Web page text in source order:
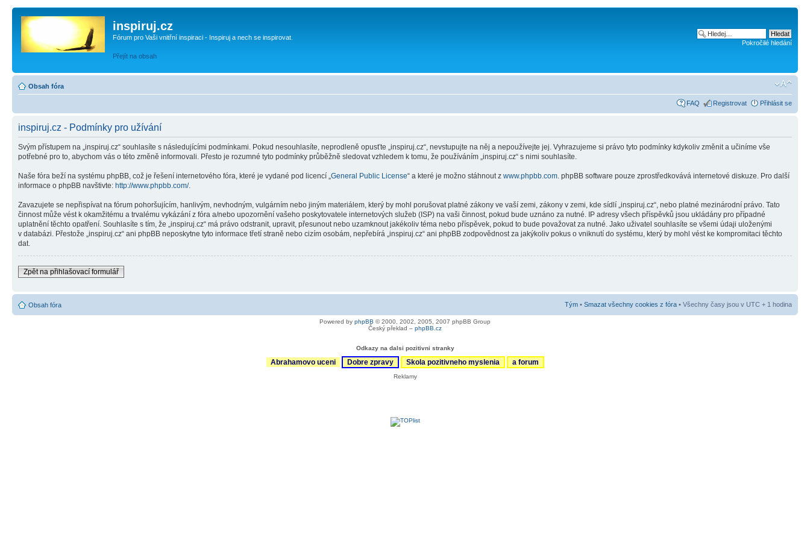
inspiruj.cz
Fórum pro Vaši vnitřní inspiraci - Inspiruj a nech se inspirovat.
Přejít na obsah
Pokročilé hledání
Obsah fóra
FAQ Registrovat Přihlásit se
inspiruj.cz - Podmínky pro užívání
Svým přístupem na „inspiruj.cz“ souhlasíte s následujícími podmínkami. Pokud nesouhlasíte, neprodleně opusťte „inspiruj.cz“, nevstupujte na něj a nepoužívejte jej. Vyhrazujeme si právo tyto podmínky kdykoliv změnit a učiníme vše
potřebné pro to, abychom vás o této změně informovali. Přesto je rozumné tyto podmínky průběžně sledovat vzhledem k tomu, že používáním „inspiruj.cz“ s nimi souhlasíte.
Naše fóra beží na systému phpBB, což je řešení internetového fóra, které je vydané pod licencí „General Public License“ a které je možno stáhnout z www.phpbb.com. phpBB software pouze zprostředkovává internetové diskuze. Pro další
informace o phpBB navštivte: http://www.phpbb.com/.
Zavazujete se nepřispívat na fórum pohoršujícím, hanlivým, nevhodným, vulgárním nebo jiným materiálem, který by mohl porušovat platné zákony ve vaší zemi, zákony v zemi, kde sídlí „inspiruj.cz“, nebo platné mezinárodní právo. Tato
činnost může vést k okamžitému a trvalému vykázání z fóra a/nebo upozornění vašeho poskytovatele internetových služeb (ISP) na vaši činnost, pokud bude uznáno za nutné. IP adresy všech příspěvků jsou ukládány pro případné
uplatnění těchto opatření. Souhlasíte s tím, že „inspiruj.cz“ má právo odstranit, upravit, přesunout nebo uzamknout jakékoliv téma nebo příspěvek, pokud to bude považovat za nutné. Jako uživatel souhlasíte se všemi údaji uloženými
v databázi. Přestože „inspiruj.cz“ ani phpBB neposkytne tyto informace třetí straně nebo cizím osobám, nepřebírá „inspiruj.cz“ ani phpBB zodpovědnost za jakýkoliv pokus o vniknutí do systému, který by mohl vést ke kompromitaci těchto
dat.
Zpět na přihlašovací formulář
Obsah fóra Tým • Smazat všechny cookies z fóra • Všechny časy jsou v UTC + 1 hodina
Powered by phpBB © 2000, 2002, 2005, 2007 phpBB Group
Český překlad – phpBB.cz
Odkazy na dalsi pozitivni stranky
Abrahamovo uceni Dobre zpravy Skola pozitivneho myslenia a forum
Reklamy